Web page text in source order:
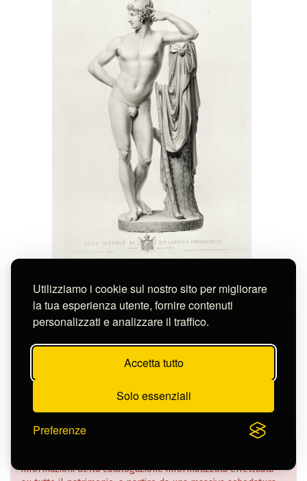
Utilizziamo i cookie sul nostro sito per migliorare
la tua esperienza utente, fornire contenuti
personalizzati e analizzare il traffico.
Accetta tutto
Solo essenziali
Preferenze
PARIDE
S-FC51029
Continua nella pagina
informazioni della catalogazione informatizzata effettuata